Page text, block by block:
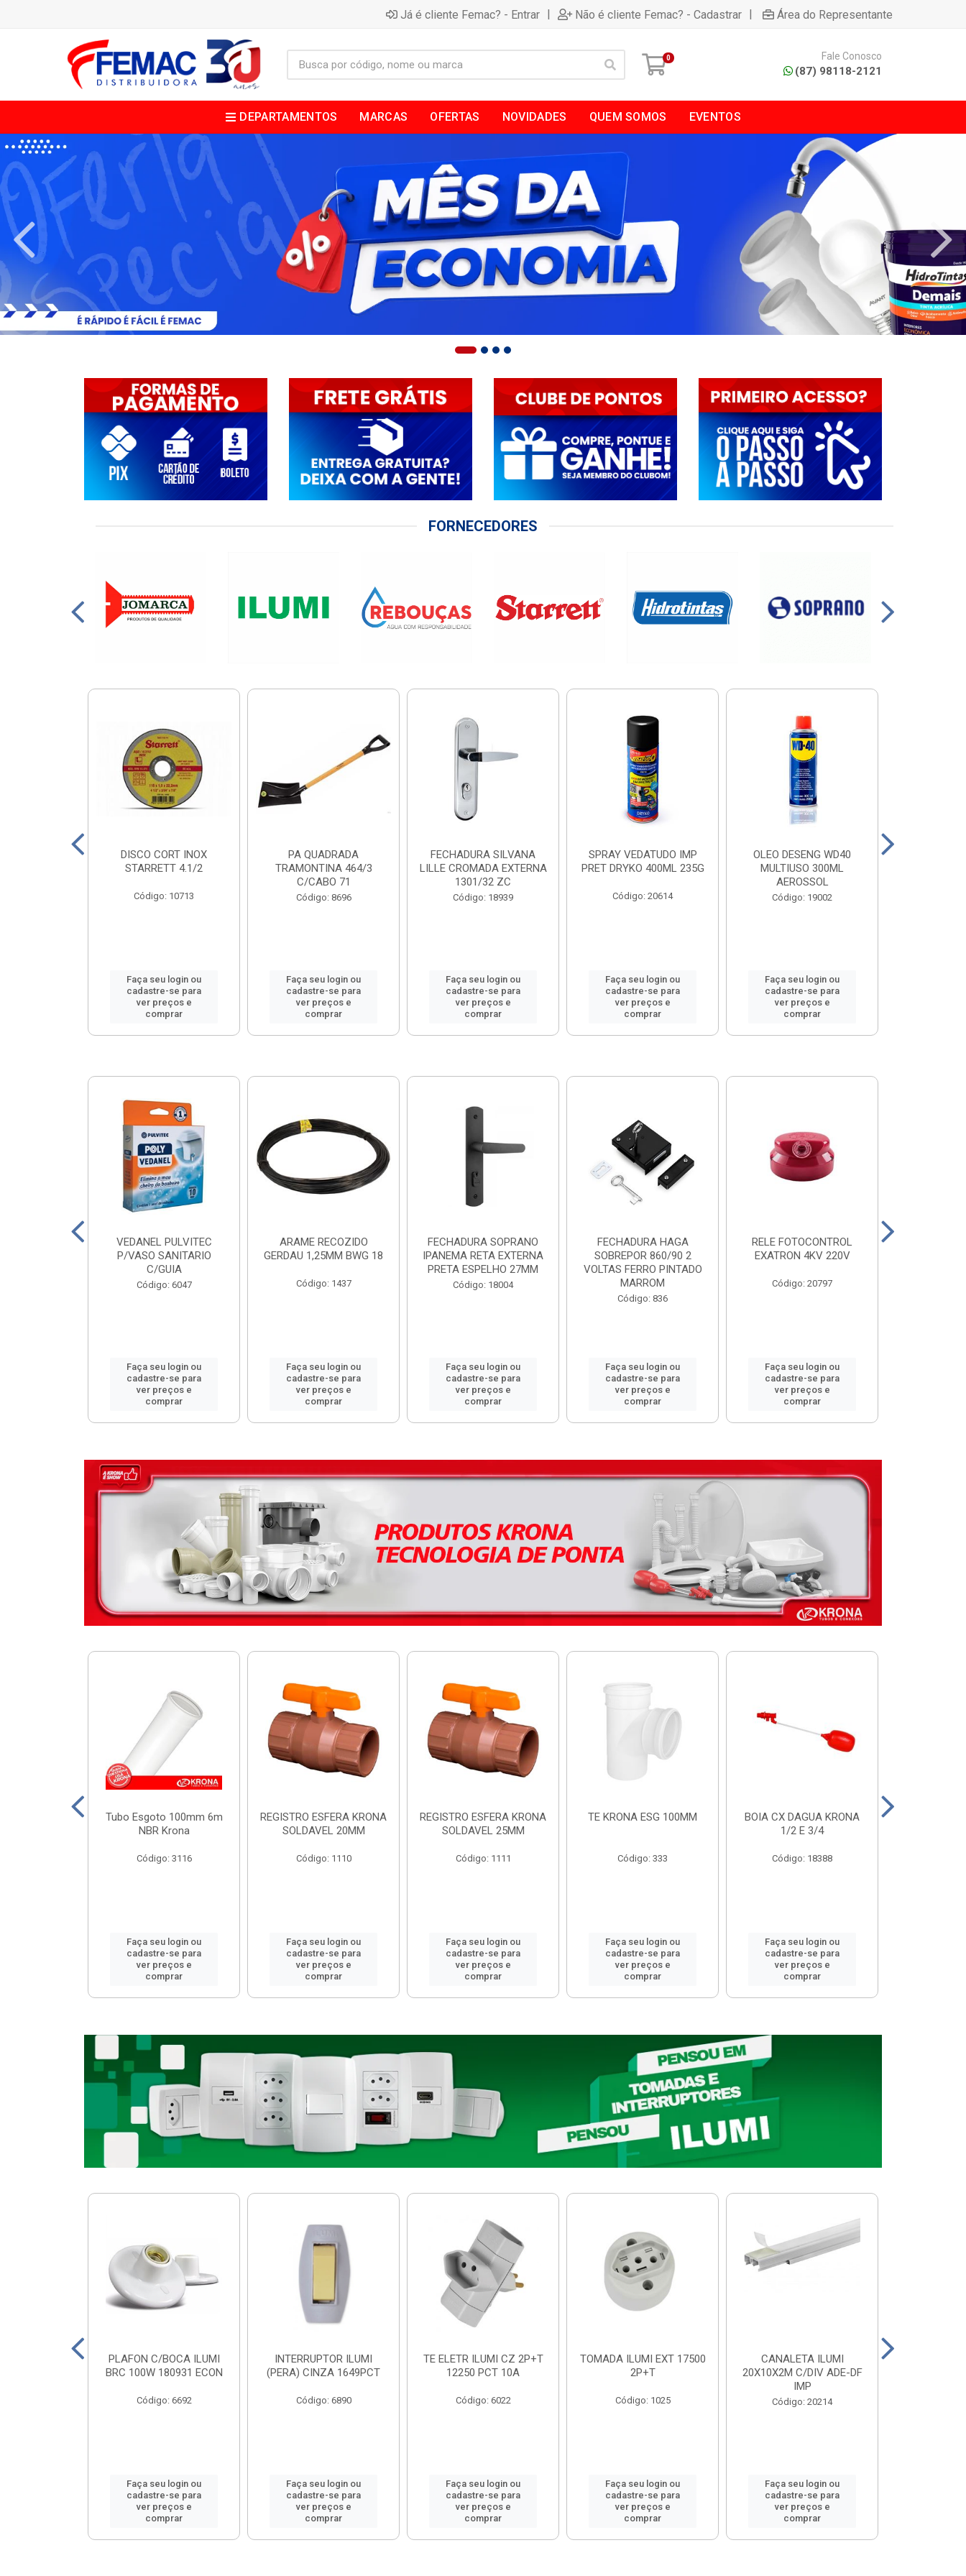
Já é cliente Femac? - Entrar | Não é cliente Femac? - Cadastrar | Área do Representante
0 Fale Conosco
(87) 98118-2121
DEPARTAMENTOS MARCAS OFERTAS NOVIDADES QUEM SOMOS EVENTOS
FORNECEDORES
DISCO CORT INOX
STARRETT 4.1/2
Código: 10713
Faça seu login ou
cadastre-se para
ver preços e
comprar
PA QUADRADA
TRAMONTINA 464/3
C/CABO 71
Código: 8696
Faça seu login ou
cadastre-se para
ver preços e
comprar
FECHADURA SILVANA
LILLE CROMADA EXTERNA
1301/32 ZC
Código: 18939
Faça seu login ou
cadastre-se para
ver preços e
comprar
SPRAY VEDATUDO IMP
PRET DRYKO 400ML 235G
Código: 20614
Faça seu login ou
cadastre-se para
ver preços e
comprar
OLEO DESENG WD40
MULTIUSO 300ML
AEROSSOL
Código: 19002
Faça seu login ou
cadastre-se para
ver preços e
comprar
VEDANEL PULVITEC
P/VASO SANITARIO
C/GUIA
Código: 6047
Faça seu login ou
cadastre-se para
ver preços e
comprar
ARAME RECOZIDO
GERDAU 1,25MM BWG 18
Código: 1437
Faça seu login ou
cadastre-se para
ver preços e
comprar
FECHADURA SOPRANO
IPANEMA RETA EXTERNA
PRETA ESPELHO 27MM
Código: 18004
Faça seu login ou
cadastre-se para
ver preços e
comprar
FECHADURA HAGA
SOBREPOR 860/90 2
VOLTAS FERRO PINTADO
MARROM
Código: 836
Faça seu login ou
cadastre-se para
ver preços e
comprar
RELE FOTOCONTROL
EXATRON 4KV 220V
Código: 20797
Faça seu login ou
cadastre-se para
ver preços e
comprar
Tubo Esgoto 100mm 6m
NBR Krona
Código: 3116
Faça seu login ou
cadastre-se para
ver preços e
comprar
REGISTRO ESFERA KRONA
SOLDAVEL 20MM
Código: 1110
Faça seu login ou
cadastre-se para
ver preços e
comprar
REGISTRO ESFERA KRONA
SOLDAVEL 25MM
Código: 1111
Faça seu login ou
cadastre-se para
ver preços e
comprar
TE KRONA ESG 100MM
Código: 333
Faça seu login ou
cadastre-se para
ver preços e
comprar
BOIA CX DAGUA KRONA
1/2 E 3/4
Código: 18388
Faça seu login ou
cadastre-se para
ver preços e
comprar
PLAFON C/BOCA ILUMI
BRC 100W 180931 ECON
Código: 6692
Faça seu login ou
cadastre-se para
ver preços e
comprar
INTERRUPTOR ILUMI
(PERA) CINZA 1649PCT
Código: 6890
Faça seu login ou
cadastre-se para
ver preços e
comprar
TE ELETR ILUMI CZ 2P+T
12250 PCT 10A
Código: 6022
Faça seu login ou
cadastre-se para
ver preços e
comprar
TOMADA ILUMI EXT 17500
2P+T
Código: 1025
Faça seu login ou
cadastre-se para
ver preços e
comprar
CANALETA ILUMI
20X10X2M C/DIV ADE-DF
IMP
Código: 20214
Faça seu login ou
cadastre-se para
ver preços e
comprar